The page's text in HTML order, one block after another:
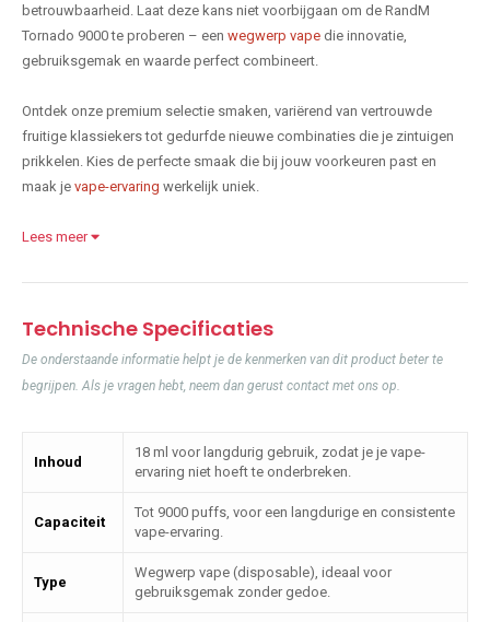
betrouwbaarheid. Laat deze kans niet voorbijgaan om de RandM
Tornado 9000 te proberen – een wegwerp vape die innovatie,
gebruiksgemak en waarde perfect combineert.
Ontdek onze premium selectie smaken, variërend van vertrouwde
fruitige klassiekers tot gedurfde nieuwe combinaties die je zintuigen
prikkelen. Kies de perfecte smaak die bij jouw voorkeuren past en
maak je vape-ervaring werkelijk uniek.
Lees meer
Technische Specificaties
De onderstaande informatie helpt je de kenmerken van dit product beter te
begrijpen. Als je vragen hebt, neem dan gerust contact met ons op.
Inhoud
18 ml voor langdurig gebruik, zodat je je vape-
ervaring niet hoeft te onderbreken.
Capaciteit
Tot 9000 puffs, voor een langdurige en consistente
vape-ervaring.
Type
Wegwerp vape (disposable), ideaal voor
gebruiksgemak zonder gedoe.